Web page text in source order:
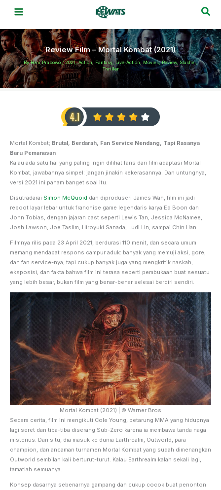
Review Film – Mortal Kombat (2021)
ByBeni Prabowo /2021,Action, Fantasy,Live-Action ,Movies,Review, Slasher,
Thriller
Mortal Kombat; Brutal, Berdarah, Fan Service Nendang, Tapi Rasanya
Baru Pemanasan
Kalau ada satu hal yang paling ingin dilihat fans dari film adaptasi Mortal
Kombat, jawabannya simpel: jangan jinakin kekerasannya. Dan untungnya,
versi 2021 ini paham banget soal itu.
Disutradarai Simon McQuoid dan diproduseri James Wan, film ini jadi
reboot layar lebar untuk franchise game legendaris karya Ed Boon dan
John Tobias, dengan jajaran cast seperti Lewis Tan, Jessica McNamee,
Josh Lawson, Joe Taslim, Hiroyuki Sanada, Ludi Lin, sampai Chin Han.
Filmnya rilis pada 23 April 2021, berdurasi 110 menit, dan secara umum
memang mendapat respons campur aduk: banyak yang memuji aksi, gore,
dan fan service-nya, tapi cukup banyak juga yang mengkritik naskah,
eksposisi, dan fakta bahwa film ini terasa seperti pembukaan buat sesuatu
yang lebih besar, bukan film yang benar-benar selesai berdiri sendiri.
Mortal Kombat (2021) | © Warner Bros
Secara cerita, film ini mengikuti Cole Young, petarung MMA yang hidupnya
lagi seret dan tiba-tiba diserang Sub-Zero karena ia membawa tanda naga
misterius. Dari situ, dia masuk ke dunia Earthrealm, Outworld, para
champion, dan ancaman turnamen Mortal Kombat yang sudah dimenangkan
Outworld sembilan kali berturut-turut. Kalau Earthrealm kalah sekali lagi,
tamatlah semuanya.
Konsep dasarnya sebenarnya gampang dan cukup cocok buat penonton